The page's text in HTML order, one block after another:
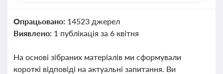
Опрацьовано: 14523 джерел
Виявлено: 1 публікація за 6 квітня
На основі зібраних матеріалів ми сформували
короткі відповіді на актуальні запитання. Ви